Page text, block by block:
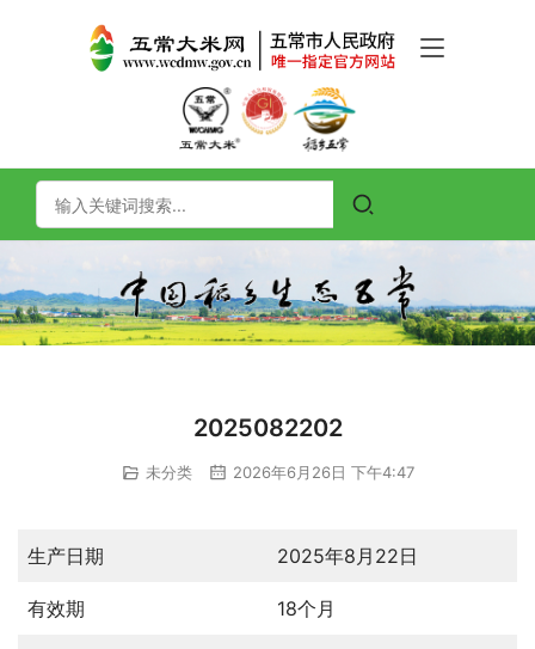
2025082202
未分类 2026年6月26日 下午4:47
生产日期 2025年8月22日
有效期 18个月